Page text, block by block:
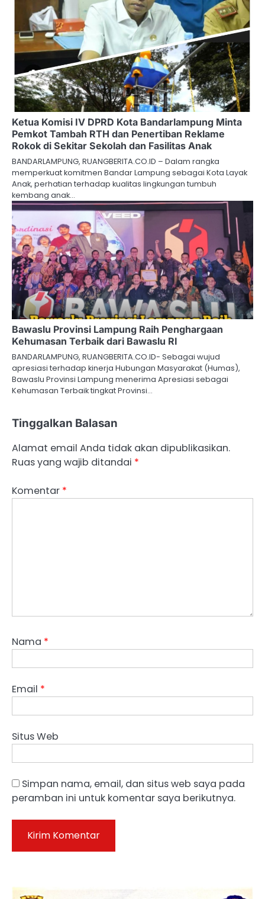
Ketua Komisi IV DPRD Kota Bandarlampung Minta
Pemkot Tambah RTH dan Penertiban Reklame
Rokok di Sekitar Sekolah dan Fasilitas Anak
BANDARLAMPUNG, RUANGBERITA.CO.ID – Dalam rangka
memperkuat komitmen Bandar Lampung sebagai Kota Layak
Anak, perhatian terhadap kualitas lingkungan tumbuh
kembang anak…
Bawaslu Provinsi Lampung Raih Penghargaan
Kehumasan Terbaik dari Bawaslu RI
BANDARLAMPUNG, RUANGBERITA.CO.ID- Sebagai wujud
apresiasi terhadap kinerja Hubungan Masyarakat (Humas),
Bawaslu Provinsi Lampung menerima Apresiasi sebagai
Kehumasan Terbaik tingkat Provinsi…
Tinggalkan Balasan
Alamat email Anda tidak akan dipublikasikan.
Ruas yang wajib ditandai *
Komentar *
Nama *
Email *
Situs Web
Simpan nama, email, dan situs web saya pada
peramban ini untuk komentar saya berikutnya.